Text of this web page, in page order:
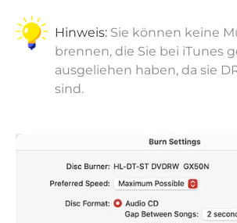
Hinweis: Sie können keine
brennen, die Sie bei iTunes
ausgeliehen haben, da sie
sind.